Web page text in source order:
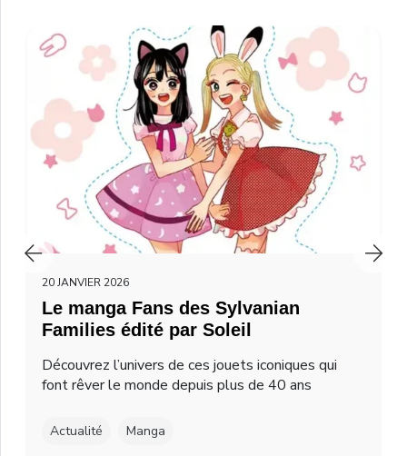
20 JANVIER 2026
Le manga Fans des Sylvanian
Families édité par Soleil
Découvrez l’univers de ces jouets iconiques qui
font rêver le monde depuis plus de 40 ans
Actualité Manga